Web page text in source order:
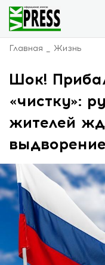
Главная Жизнь
Шок!
«чистку»:
жителей